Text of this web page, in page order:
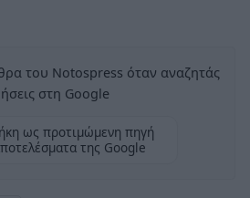
του Notospress όταν αναζητάς
στη Google
ως προτιμώμενη πηγή
της Google